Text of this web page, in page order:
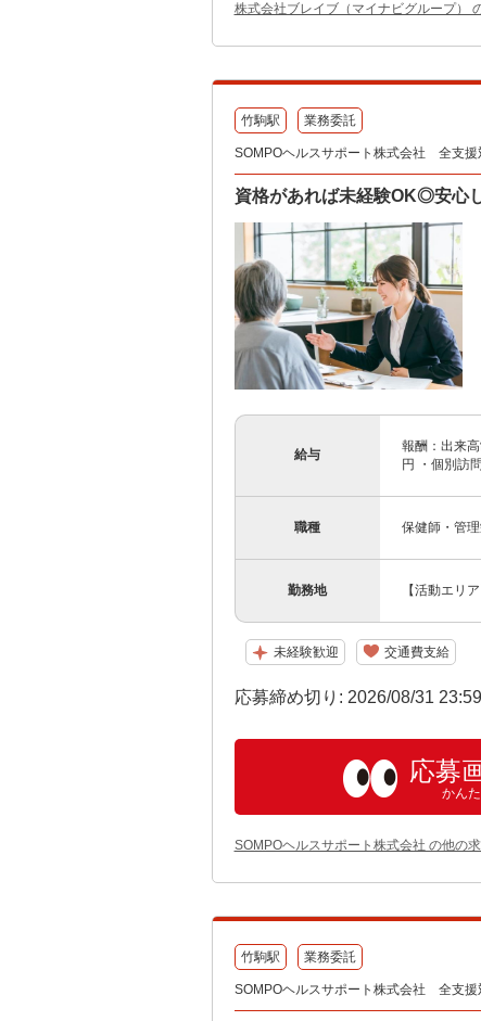
株式会社ブレイブ（マイナビグループ）
竹駒駅 業務委託
SOMPOヘルスサポート株式会社 全支援
資格があれば未経験OK◎安心
給与
報酬：出来
円 ・個別訪
職種 保健師・管
勤務地 【活動エリ
未経験歓迎 交通費支給
応募締め切り: 2026/08/31
応募
かん
SOMPOヘルスサポート株式会社 の他の
竹駒駅 業務委託
SOMPOヘルスサポート株式会社 全支援